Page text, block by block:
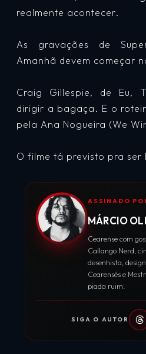
realmente acontecer.
As gravações de
Amanhã devem começar
Craig Gillespie, de Eu,
dirigir a bagaça. E o
pela Ana Nogueira (We
O filme tá previsto pra ser
ASSINADO
MÁRCIO
Cearense com
Callango Nerd,
desenhista,
Cearensês e
piada ruim.
SIGA O AUTOR